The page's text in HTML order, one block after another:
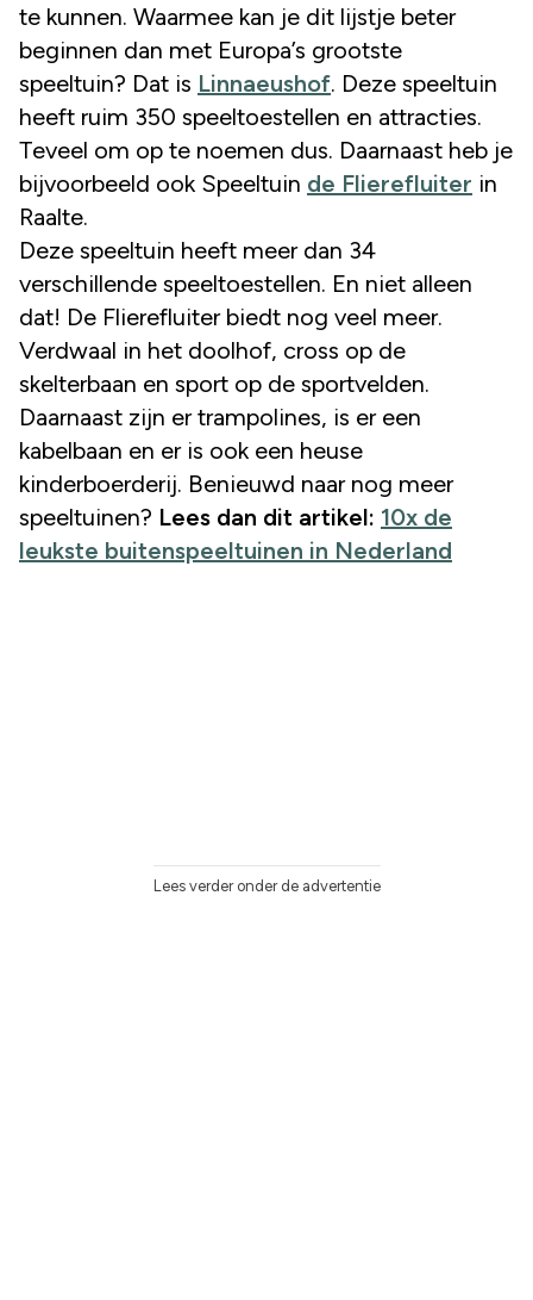
te kunnen. Waarmee kan je dit lijstje beter
beginnen dan met Europa’s grootste
speeltuin? Dat is Linnaeushof. Deze speeltuin
heeft ruim 350 speeltoestellen en attracties.
Teveel om op te noemen dus. Daarnaast heb je
bijvoorbeeld ook Speeltuin de Flierefluiter in
Raalte.
Deze speeltuin heeft meer dan 34
verschillende speeltoestellen. En niet alleen
dat! De Flierefluiter biedt nog veel meer.
Verdwaal in het doolhof, cross op de
skelterbaan en sport op de sportvelden.
Daarnaast zijn er trampolines, is er een
kabelbaan en er is ook een heuse
kinderboerderij. Benieuwd naar nog meer
speeltuinen? Lees dan dit artikel: 10x de
leukste buitenspeeltuinen in Nederland
Lees verder onder de advertentie